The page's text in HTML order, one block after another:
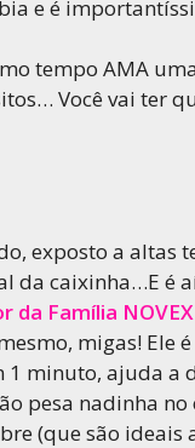
e é
tempo AMA
Você vai ter
exposto a altas
da caixinha…E é
da Família
migas! Ele
minuto, ajuda a
pesa nadinha
(que são ideais